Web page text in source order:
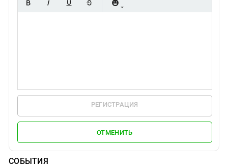
РЕГИСТРАЦИЯ
ОТМЕНИТЬ
СОБЫТИЯ